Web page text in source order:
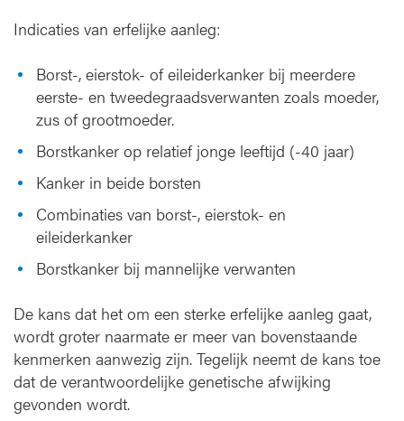
Indicaties van erfelijke aanleg:
Borst-, eierstok- of eileiderkanker bij meerdere
eerste- en tweedegraadsverwanten zoals moeder,
zus of grootmoeder.
Borstkanker op relatief jonge leeftijd (-40 jaar)
Kanker in beide borsten
Combinaties van borst-, eierstok- en
eileiderkanker
Borstkanker bij mannelijke verwanten
De kans dat het om een sterke erfelijke aanleg gaat,
wordt groter naarmate er meer van bovenstaande
kenmerken aanwezig zijn. Tegelijk neemt de kans toe
dat de verantwoordelijke genetische afwijking
gevonden wordt.